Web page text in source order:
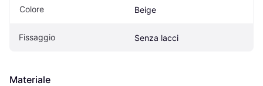
Colore Beige
Fissaggio Senza lacci
Materiale